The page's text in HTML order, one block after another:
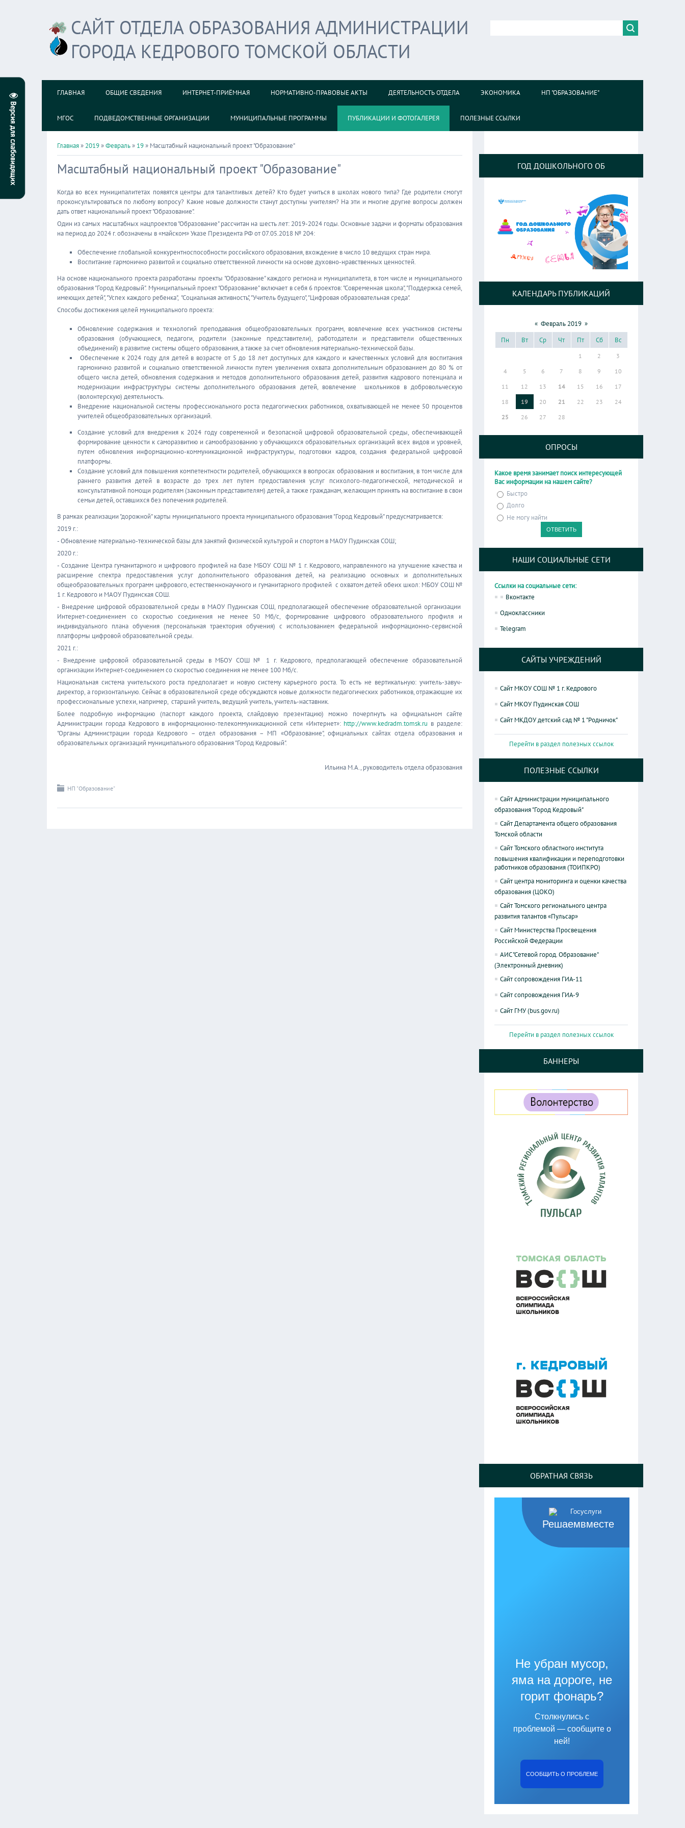
САЙТ ОТДЕЛА ОБРАЗОВАНИЯ АДМИНИСТРАЦИИ
ГОРОДА КЕДРОВОГО ТОМСКОЙ ОБЛАСТИ
ГЛАВНАЯ ОБЩИЕ СВЕДЕНИЯ ИНТЕРНЕТ-ПРИЁМНАЯ НОРМАТИВНО-ПРАВОВЫЕ АКТЫ ДЕЯТЕЛЬНОСТЬ ОТДЕЛА ЭКОНОМИКА НП "ОБРАЗОВАНИЕ"
МГОС ПОДВЕДОМСТВЕННЫЕ ОРГАНИЗАЦИИ МУНИЦИПАЛЬНЫЕ ПРОГРАММЫ ПУБЛИКАЦИИ И ФОТОГАЛЕРЕЯ ПОЛЕЗНЫЕ ССЫЛКИ
Главная» 2019»Февраль» 19» Масштабный национальный проект "Образование"
Масштабный национальный проект "Образование"
Когда во всех муниципалитетах появятся центры для талантливых детей? Кто будет учиться в школах нового типа? Где родители смогут
проконсультироваться по любому вопросу? Какие новые должности станут доступны учителям? На эти и многие другие вопросы должен
дать ответ национальный проект "Образование".
Один из самых масштабных нацпроектов "Образование" рассчитан на шесть лет: 2019-2024 годы. Основные задачи и форматы образования
на период до 2024 г. обозначены в «майском» Указе Президента РФ от 07.05.2018 № 204:
Обеспечение глобальной конкурентноспособности российского образования, вхождение в число 10 ведущих стран мира.
Воспитание гармонично развитой и социально ответственной личности на основе духовно-нравственных ценностей.
На основе национального проекта разработаны проекты "Образование" каждого региона и муниципалитета, в том числе и муниципального
образования "Город Кедровый". Муниципальный проект "Образование" включает в себя 6 проектов: "Современная школа", "Поддержка семей,
имеющих детей", "Успех каждого ребенка", "Социальная активность", "Учитель будущего", "Цифровая образовательная среда".
Способы достижения целей муниципального проекта:
Обновление содержания и технологий преподавания общеобразовательных программ, вовлечение всех участников системы
образования (обучающиеся, педагоги, родители (законные представители), работодатели и представители общественных
объединений) в развитие системы общего образования, а также за счет обновления материально-технической базы.
Обеспечение к 2024 году для детей в возрасте от 5 до 18 лет доступных для каждого и качественных условий для воспитания
гармонично развитой и социально ответственной личности путем увеличения охвата дополнительным образованием до 80 % от
общего числа детей, обновления содержания и методов дополнительного образования детей, развития кадрового потенциала и
модернизации инфраструктуры системы дополнительного образования детей, вовлечение школьников в добровольческую
(волонтерскую) деятельность.
Внедрение национальной системы профессионального роста педагогических работников, охватывающей не менее 50 процентов
учителей общеобразовательных организаций.
Создание условий для внедрения к 2024 году современной и безопасной цифровой образовательной среды, обеспечивающей
формирование ценности к саморазвитию и самообразованию у обучающихся образовательных организаций всех видов и уровней,
путем обновления информационно-коммуникационной инфраструктуры, подготовки кадров, создания федеральной цифровой
платформы.
Создание условий для повышения компетентности родителей, обучающихся в вопросах образования и воспитания, в том числе для
раннего развития детей в возрасте до трех лет путем предоставления услуг психолого-педагогической, методической и
консультативной помощи родителям (законным представителям) детей, а также гражданам, желающим принять на воспитание в свои
семьи детей, оставшихся без попечения родителей.
В рамках реализации "дорожной" карты муниципального проекта муниципального образования "Город Кедровый" предусматривается:
2019 г.:
- Обновление материально-технической базы для занятий физической культурой и спортом в МАОУ Пудинская СОШ;
2020 г.:
- Создание Центра гуманитарного и цифрового профилей на базе МБОУ СОШ № 1 г. Кедрового, направленного на улучшение качества и
расширение спектра предоставления услуг дополнительного образования детей, на реализацию основных и дополнительных
общеобразовательных программ цифрового, естественнонаучного и гуманитарного профилей с охватом детей обеих школ: МБОУ СОШ №
1 г. Кедрового и МАОУ Пудинская СОШ.
- Внедрение цифровой образовательной среды в МАОУ Пудинская СОШ, предполагающей обеспечение образовательной организации
Интернет-соединением со скоростью соединения не менее 50 Мб/c, формирование цифрового образовательного профиля и
индивидуального плана обучения (персональная траектория обучения) с использованием федеральной информационно-сервисной
платформы цифровой образовательной среды.
2021 г.:
- Внедрение цифровой образовательной среды в МБОУ СОШ № 1 г. Кедрового, предполагающей обеспечение образовательной
организации Интернет-соединением со скоростью соединения не менее 100 Мб/с.
Национальная система учительского роста предполагает и новую систему карьерного роста. То есть не вертикальную: учитель-завуч-
директор, а горизонтальную. Сейчас в образовательной среде обсуждаются новые должности педагогических работников, отражающие их
профессиональные успехи, например, старший учитель, ведущий учитель, учитель-наставник.
Более подробную информацию (паспорт каждого проекта, слайдовую презентацию) можно почерпнуть на официальном сайте
Администрации города Кедрового в информационно-телекоммуникационной сети «Интернет»: http://www.kedradm.tomsk.ru в разделе:
"Органы Администрации города Кедрового – отдел образования – МП «Образование", официальных сайтах отдела образования и
образовательных организаций муниципального образования "Город Кедровый".
Ильина М.А., руководитель отдела образования
НП "Образование"
ГОД ДОШКОЛЬНОГО ОБ
КАЛЕНДАРЬ ПУБЛИКАЦИЙ
« Февраль 2019 »
Пн
Вт Ср Чт Пт Сб Вс
1 2
3
4
5 6 7 8 9
10
11
12 13 14 15 16
17
18
19 20 21 22 23
24
25
26 27 28
ОПРОСЫ
Какое время занимает поиск интересующей
Вас информации на нашем сайте?
Быстро
Долго
Не могу найти
НАШИ СОЦИАЛЬНЫЕ СЕТИ
Ссылки на социальные сети:
Вконтакте
Одноклассники
Telegram
САЙТЫ УЧРЕЖДЕНИЙ
Сайт МКОУ СОШ № 1 г. Кедрового
Сайт МКОУ Пудинская СОШ
Сайт МКДОУ детский сад № 1 "Родничок"
Перейти в раздел полезных ссылок
ПОЛЕЗНЫЕ ССЫЛКИ
Сайт Администрации муниципального
образования "Город Кедровый"
Сайт Департамента общего образования
Томской области
Сайт Томского областного института
повышения квалификации и переподготовки
работников образования (ТОИПКРО)
Сайт центра мониторинга и оценки качества
образования (ЦОКО)
Сайт Томского регионального центра
развития талантов «Пульсар»
Сайт Министерства Просвещения
Российской Федерации
АИС "Сетевой город. Образование"
(Электронный дневник)
Сайт сопровождения ГИА-11
Сайт сопровождения ГИА-9
Сайт ГМУ (bus.gov.ru)
Перейти в раздел полезных ссылок
БАННЕРЫ
ОБРАТНАЯ СВЯЗЬ
Решаемвместе
Не убран мусор,
яма на дороге, не
горит фонарь?
Столкнулись с
проблемой — сообщите о
ней!
СООБЩИТЬ О ПРОБЛЕМЕ